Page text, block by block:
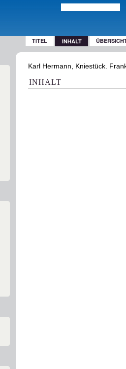
TITEL INHALT
Karl Hermann, Kniestück.
INHALT